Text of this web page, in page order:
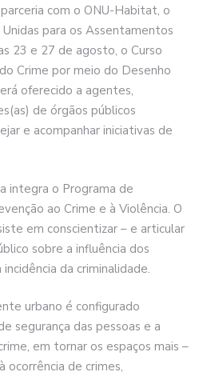
com o ONU-Habitat, o
para os Assentamentos
23 e 27 de agosto, o Curso
Crime por meio do Desenho
oferecido a agentes,
de órgãos públicos
e acompanhar iniciativas de
integra o Programa de
ao Crime e à Violência. O
em conscientizar – e articular
sobre a influência dos
da criminalidade.
urbano é configurado
segurança das pessoas e a
em tornar os espaços mais –
ocorrência de crimes,